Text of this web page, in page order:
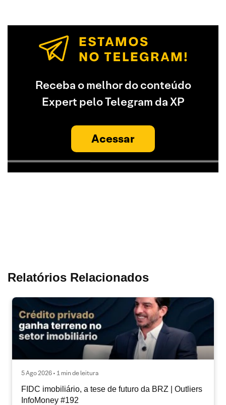
Receba o melhor do conteúdo
Expert pelo Telegram da XP
Acessar
Relatórios Relacionados
5 Ago 2026 • 1 min de leitura
FIDC imobiliário, a tese de futuro da BRZ | Outliers
InfoMoney #192